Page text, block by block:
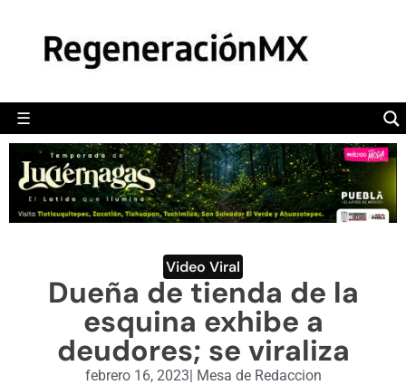
☰
POLÍTICA
CAMALEÓN
OPINIÓN
DEPORTES
ENGLISH SECTION
VIDEOS
Video Viral
Dueña de tienda de la
esquina exhibe a
deudores; se viraliza
febrero 16, 2023| Mesa de Redaccion